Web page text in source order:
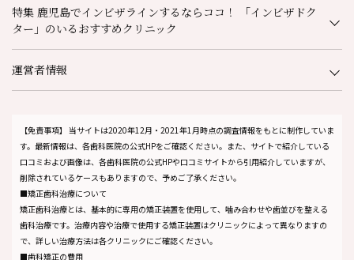
特集 鹿児島でインビザラインするならココ！ 「インビザドク
ター」のいるおすすめクリニック
運営者情報
【免責事項】 当サイトは2020年12月・2021年1月時点の調査情報をもとに制作していま
す。最新情報は、各歯科医院の公式HPをご確認ください。また、サイトで紹介している
口コミおよび画像は、各歯科医院の公式HPや口コミサイトから引用紹介していますが、
削除されているケースもありますので、予めご了承ください。
■矯正歯科治療について
矯正歯科治療とは、基本的に専用の矯正装置を使用して、噛み合わせや歯並びを整える
歯科治療です。治療内容や治療で使用する矯正装置はクリニックによって異なりますの
で、詳しい治療方法は各クリニックにご確認ください。
■歯科矯正の費用